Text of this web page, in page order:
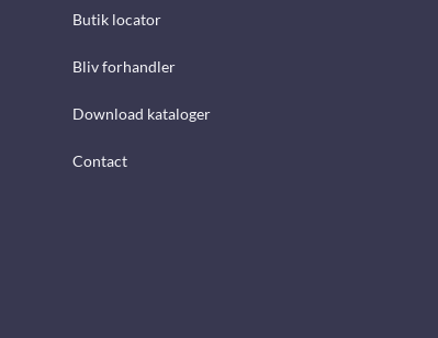
Butik locator
Bliv forhandler
Download kataloger
Contact